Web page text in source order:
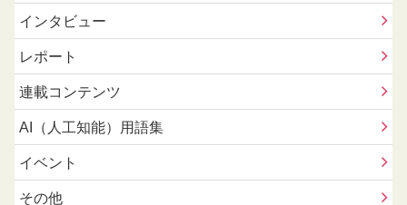
インタビュー
レポート
連載コンテンツ
AI（人工知能）用語集
イベント
その他